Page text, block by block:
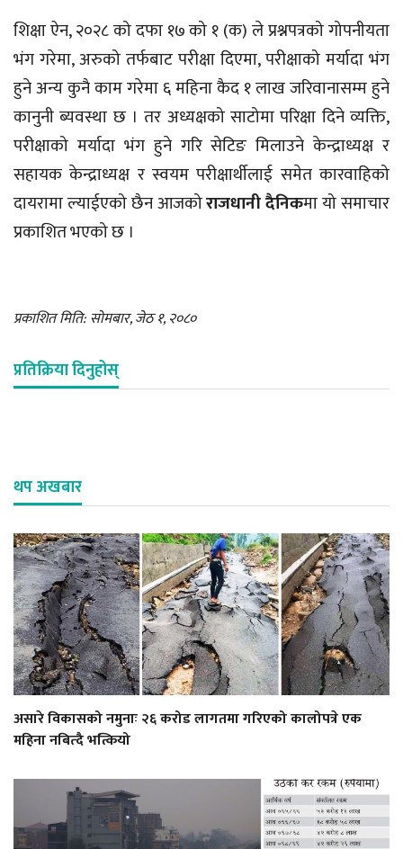
शिक्षा ऐन, २०२८ को दफा १७ को १ (क) ले प्रश्नपत्रको गोपनीयता
भंग गरेमा, अरुको तर्फबाट परीक्षा दिएमा, परीक्षाको मर्यादा भंग
हुने अन्य कुनै काम गरेमा ६ महिना कैद १ लाख जरिवानासम्म हुने
कानुनी ब्यवस्था छ । तर अध्यक्षको साटोमा परिक्षा दिने व्यक्ति,
परीक्षाको मर्यादा भंग हुने गरि सेटिङ मिलाउने केन्द्राध्यक्ष र
सहायक केन्द्राध्यक्ष र स्वयम परीक्षार्थीलाई समेत कारवाहिको
दायरामा ल्याईएको छैन आजकोराजधानी दैनिकमा यो समाचार
प्रकाशित भएको छ ।
प्रकाशित मिति: सोमबार, जेठ १, २०८०
प्रतिक्रिया दिनुहोस्
थप अखबार
असारे विकासको नमुनाः २६ करोड लागतमा गरिएको कालोपत्रे एक
महिना नबित्दै भत्कियो